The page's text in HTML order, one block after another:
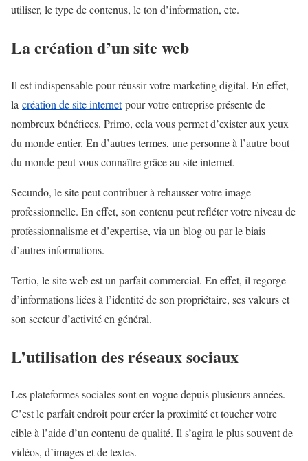
utiliser, le type de contenus, le ton d’information, etc.
La création d’un site web
Il est indispensable pour réussir votre marketing digital. En effet,
la création de site internetpour votre entreprise présente de
nombreux bénéfices. Primo, cela vous permet d’exister aux yeux
du monde entier. En d’autres termes, une personne à l’autre bout
du monde peut vous connaître grâce au site internet.
Secundo, le site peut contribuer à rehausser votre image
professionnelle. En effet, son contenu peut refléter votre niveau de
professionnalisme et d’expertise, via un blog ou par le biais
d’autres informations.
Tertio, le site web est un parfait commercial. En effet, il regorge
d’informations liées à l’identité de son propriétaire, ses valeurs et
son secteur d’activité en général.
L’utilisation des réseaux sociaux
Les plateformes sociales sont en vogue depuis plusieurs années.
C’est le parfait endroit pour créer la proximité et toucher votre
cible à l’aide d’un contenu de qualité. Il s’agira le plus souvent de
vidéos, d’images et de textes.